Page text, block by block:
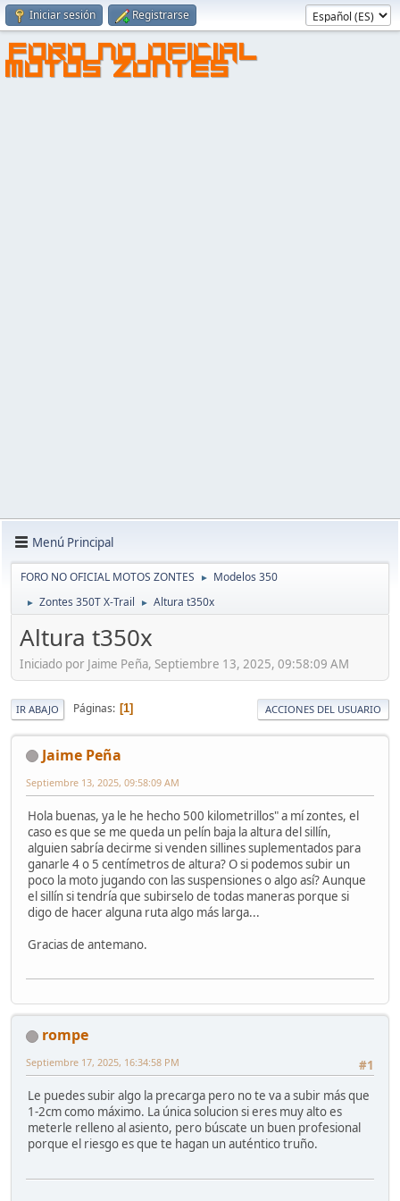
Iniciar sesión Registrarse
FORO NO OFICIAL
MOTOS ZONTES
Menú Principal
FORO NO OFICIAL MOTOS ZONTES ► Modelos 350
► Zontes 350T X-Trail ► Altura t350x
Altura t350x
Iniciado por Jaime Peña, Septiembre 13, 2025, 09:58:09 AM
IR ABAJO Páginas 1 ACCIONES DEL USUARIO
Jaime Peña
Septiembre 13, 2025, 09:58:09 AM
Hola buenas, ya le he hecho 500 kilometrillos" a mí zontes, el
caso es que se me queda un pelín baja la altura del sillín,
alguien sabría decirme si venden sillines suplementados para
ganarle 4 o 5 centímetros de altura? O si podemos subir un
poco la moto jugando con las suspensiones o algo así? Aunque
el sillín si tendría que subirselo de todas maneras porque si
digo de hacer alguna ruta algo más larga...
Gracias de antemano.
rompe
#1
Septiembre 17, 2025, 16:34:58 PM
Le puedes subir algo la precarga pero no te va a subir más que
1-2cm como máximo. La única solucion si eres muy alto es
meterle relleno al asiento, pero búscate un buen profesional
porque el riesgo es que te hagan un auténtico truño.